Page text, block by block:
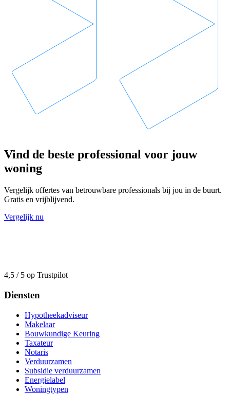
Vind de beste professional voor jouw
woning
Vergelijk offertes van betrouwbare professionals bij jou in de buurt.
Gratis en vrijblijvend.
Vergelijk nu
4,5 / 5 op Trustpilot
Diensten
Hypotheekadviseur
Makelaar
Bouwkundige Keuring
Taxateur
Notaris
Verduurzamen
Subsidie verduurzamen
Energielabel
Woningtypen